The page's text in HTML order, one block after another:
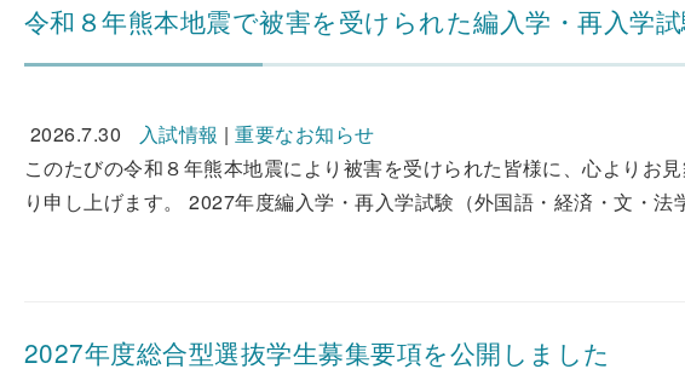
令和８年熊本地震で被害を受けられた編入学・再入学
2026.7.30 入試情報 |重要なお知らせ
このたびの令和８年熊本地震により被害を受けられた皆様に、心よりお
り申し上げます。 2027年度編入学・再入学試験（外国語・経済・文・
2027年度総合型選抜学生募集要項を公開しました